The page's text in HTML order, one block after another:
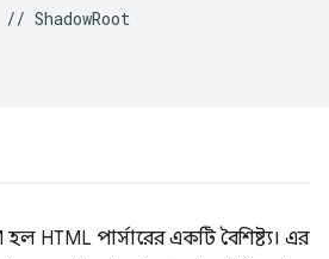
ShadowRoot
HTML পার্সারের একটি বৈশিষ্ট্য। এর